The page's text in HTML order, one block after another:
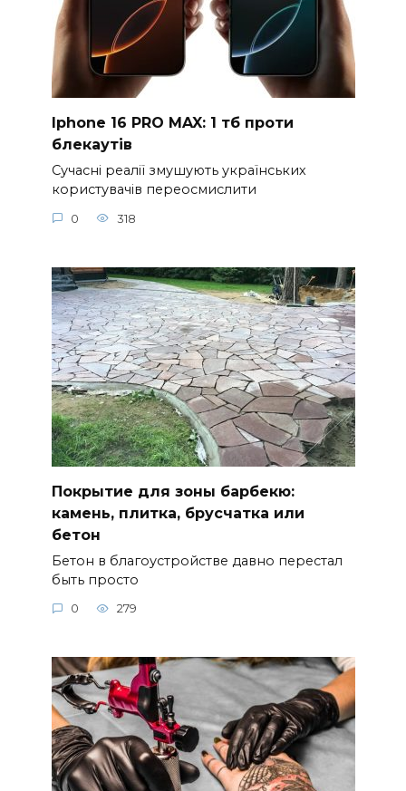
Iphone 16 PRO MAX: 1 тб проти
блекаутів
Сучасні реалії змушують українських
користувачів переосмислити
0 318
Покрытие для зоны барбекю:
камень, плитка, брусчатка или
бетон
Бетон в благоустройстве давно перестал
быть просто
0 279